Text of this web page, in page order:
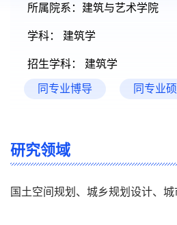
所属院系：建筑与艺术学院
学科： 建筑学
招生学科： 建筑学
同专业博导 同专业
研究领域
国土空间规划、城乡规划设计、城